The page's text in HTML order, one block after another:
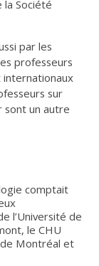
Société
par les
professeurs
sur
sont un autre
comptait
l’Université de
le CHU
de Montréal et